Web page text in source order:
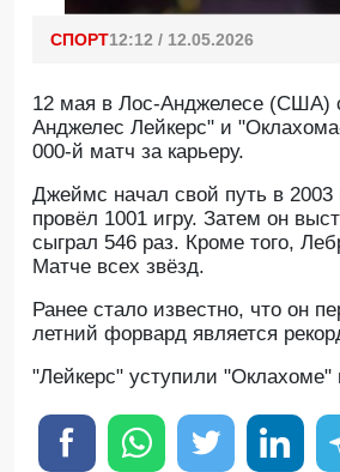
СПОРТ12:12 / 12.05.2026
12 мая в Лос-Анджелесе (США)
Анджелес Лейкерс" и
000-й матч за карьеру.
Джеймс начал свой путь в
провёл 1001 игру. Затем он
сыграл 546 раз. Кроме того,
Матче всех звёзд.
Ранее стало известно, что он
летний форвард является
"Лейкерс" уступили